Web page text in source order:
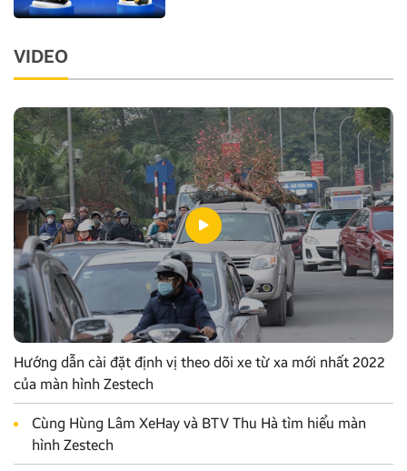
VIDEO
Hướng dẫn cài đặt định vị theo dõi xe từ xa mới nhất 2022
của màn hình Zestech
Cùng Hùng Lâm XeHay và BTV Thu Hà tìm hiểu màn
hình Zestech